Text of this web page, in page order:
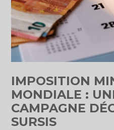
IMPOSITION
MONDIALE :
CAMPAGNE
SURSIS